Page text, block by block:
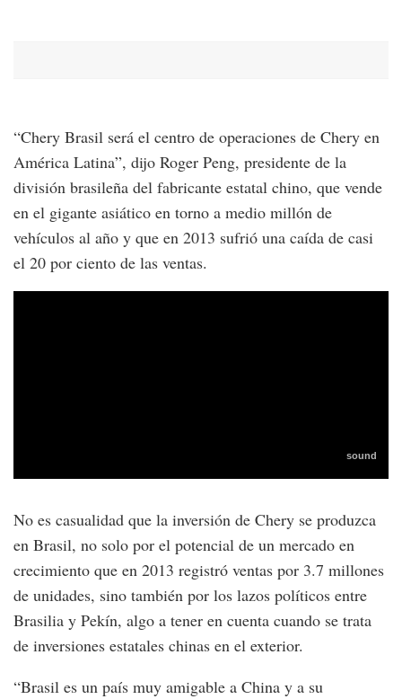
“Chery Brasil será el centro de operaciones de Chery en
América Latina”, dijo Roger Peng, presidente de la
división brasileña del fabricante estatal chino, que vende
en el gigante asiático en torno a medio millón de
vehículos al año y que en 2013 sufrió una caída de casi
el 20 por ciento de las ventas.
No es casualidad que la inversión de Chery se produzca
en Brasil, no solo por el potencial de un mercado en
crecimiento que en 2013 registró ventas por 3.7 millones
de unidades, sino también por los lazos políticos entre
Brasilia y Pekín, algo a tener en cuenta cuando se trata
de inversiones estatales chinas en el exterior.
“Brasil es un país muy amigable a China y a su